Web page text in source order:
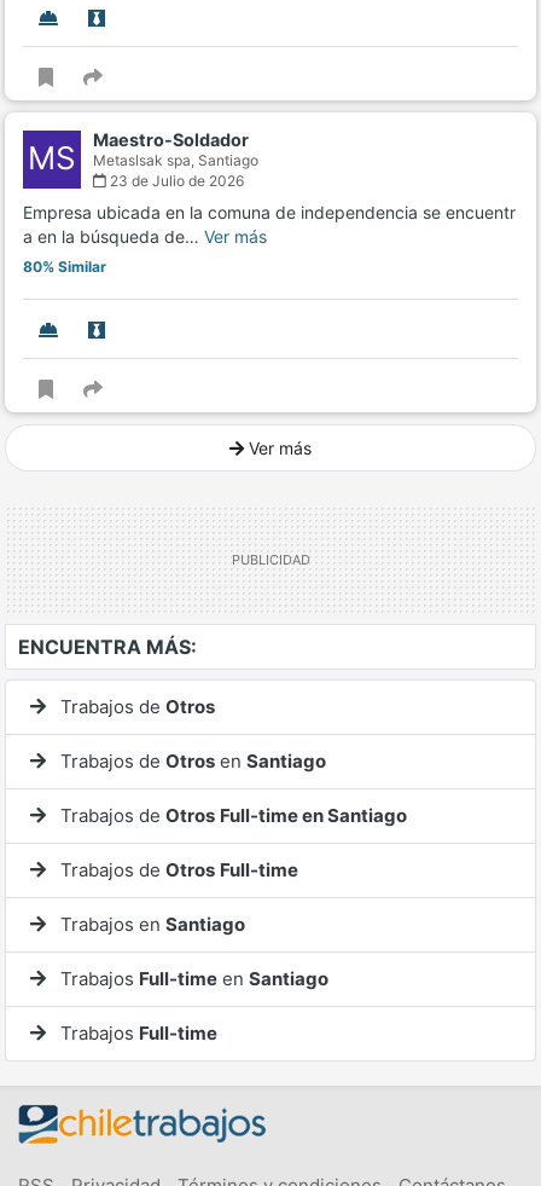
MS Maestro-Soldador
Metaslsak spa, Santiago
23 de Julio de 2026
Empresa ubicada en la comuna de independencia se encuentr
a en la búsqueda de… Ver más
80% Similar
Ver más
ENCUENTRA MÁS:
Trabajos de Otros
Trabajos de Otros en Santiago
Trabajos de Otros Full-time en Santiago
Trabajos de Otros Full-time
Trabajos en Santiago
Trabajos Full-time en Santiago
Trabajos Full-time